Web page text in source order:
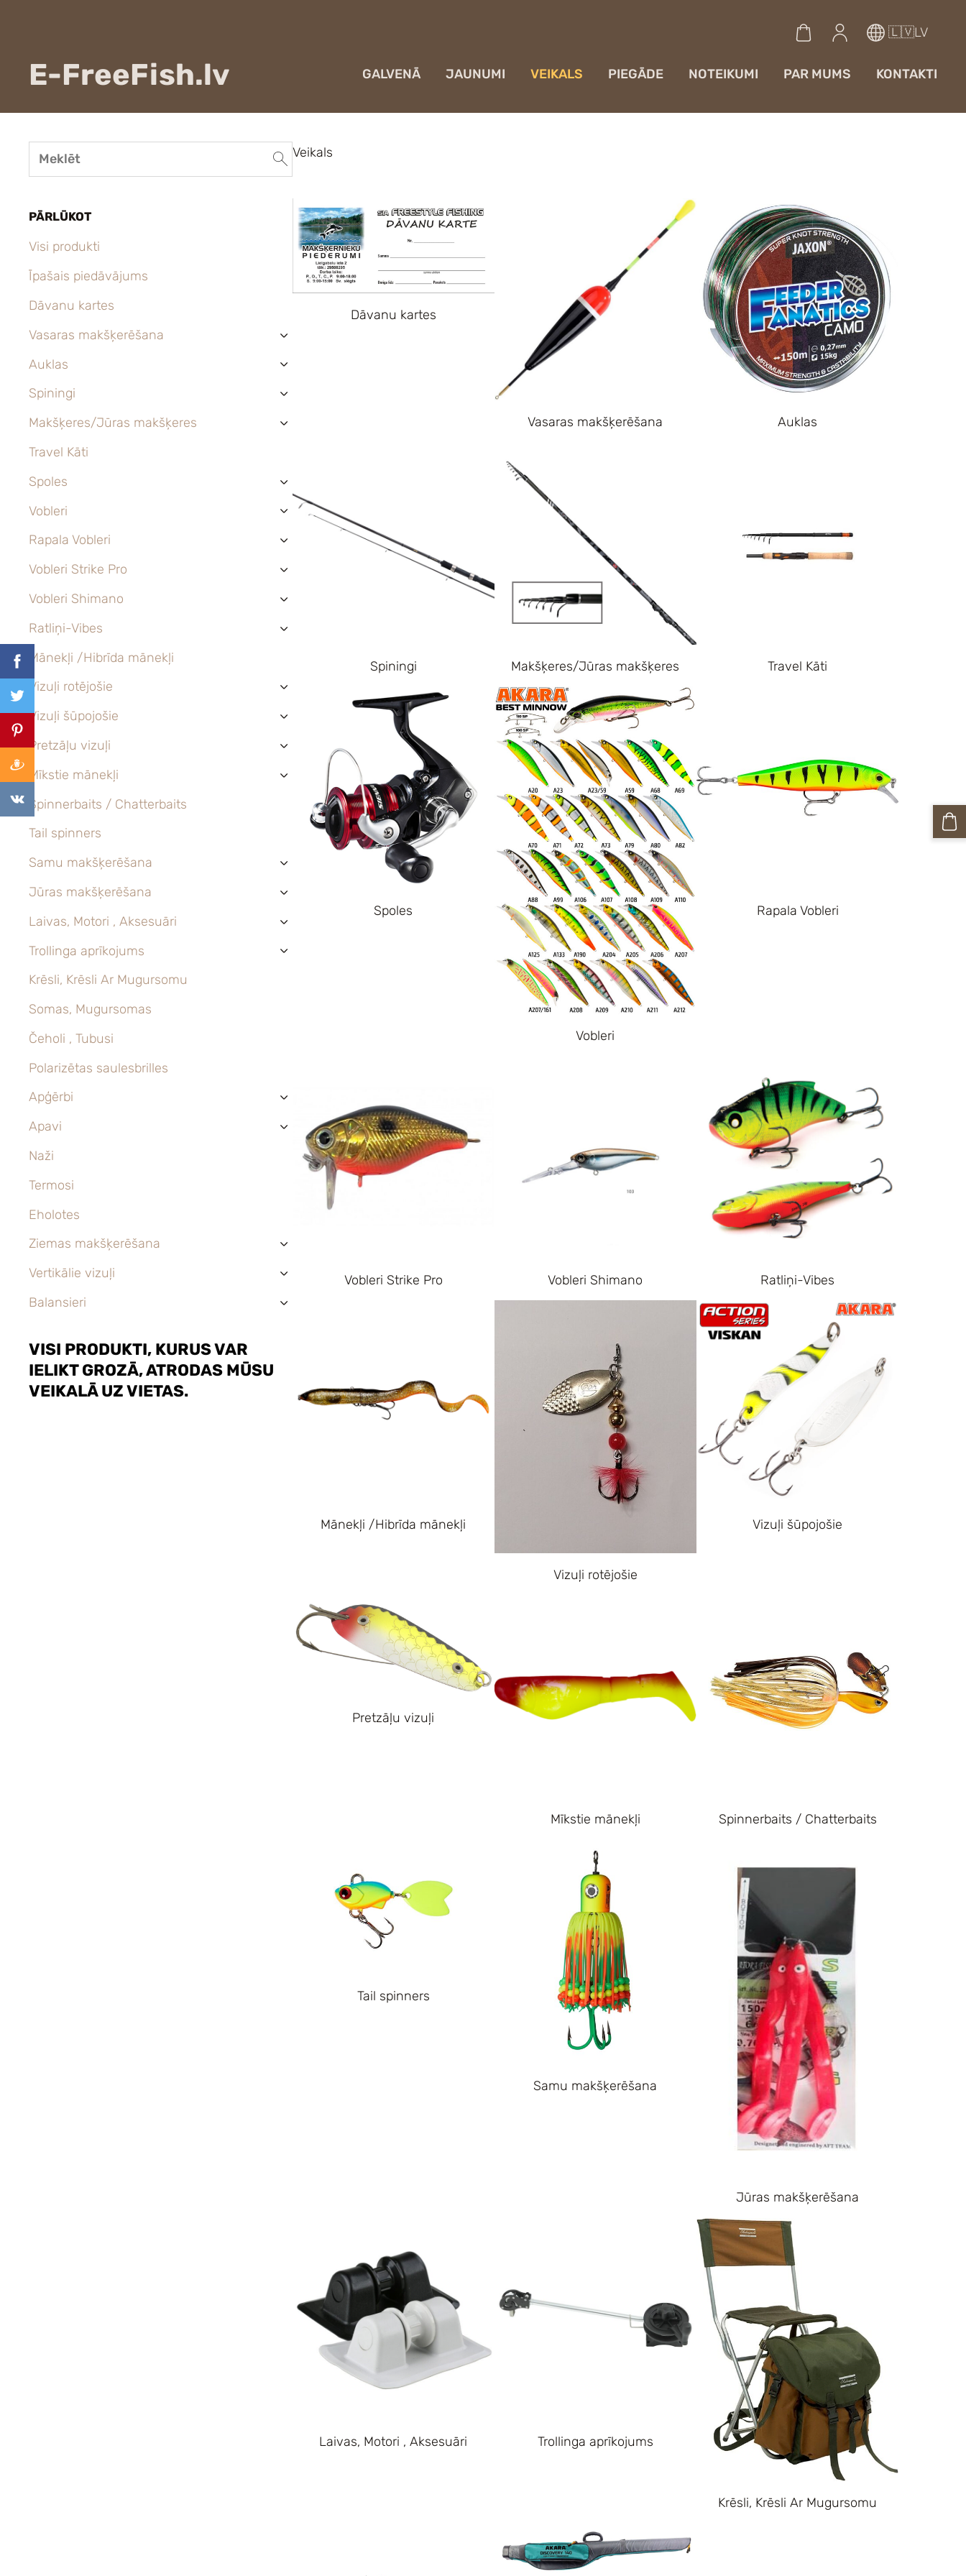
E-FreeFish.lv GALVENĀ JAUNUMI VEIKALS PIEGĀDE NOTEIKUMI PAR MUMS KONTAKTI
🇱🇻LV
PĀRLŪKOT
Visi produkti
Īpašais piedāvājums
Dāvanu kartes
Vasaras makšķerēšana
›
Auklas ›
Spiningi ›
Makšķeres/Jūras makšķeres ›
Travel Kāti
Spoles
›
Vobleri ›
Rapala Vobleri ›
Vobleri Strike Pro ›
Vobleri Shimano ›
Ratliņi-Vibes ›
Mānekļi /Hibrīda mānekļi
Vizuļi rotējošie
›
Vizuļi šūpojošie ›
Pretzāļu vizuļi ›
Mīkstie mānekļi ›
Spinnerbaits / Chatterbaits
Tail spinners
Samu makšķerēšana
›
Jūras makšķerēšana ›
Laivas, Motori , Aksesuāri ›
Trollinga aprīkojums ›
Krēsli, Krēsli Ar Mugursomu
Somas, Mugursomas
Čeholi , Tubusi
Polarizētas saulesbrilles
Apģērbi
›
Apavi ›
Naži
Termosi
Eholotes
Ziemas makšķerēšana
›
Vertikālie vizuļi ›
Balansieri ›
VISI PRODUKTI, KURUS VAR
IELIKT GROZĀ, ATRODAS MŪSU
VEIKALĀ UZ VIETAS.
Veikals
Dāvanu kartes
Vasaras makšķerēšana Auklas
Spiningi Makšķeres/Jūras makšķeres Travel Kāti
Spoles
Vobleri
Rapala Vobleri
Vobleri Strike Pro Vobleri Shimano Ratliņi-Vibes
Mānekļi /Hibrīda mānekļi
Vizuļi rotējošie
Vizuļi šūpojošie
Pretzāļu vizuļi
Mīkstie mānekļi Spinnerbaits / Chatterbaits
Tail spinners
Samu makšķerēšana
Jūras makšķerēšana
Laivas, Motori , Aksesuāri Trollinga aprīkojums
Krēsli, Krēsli Ar Mugursomu